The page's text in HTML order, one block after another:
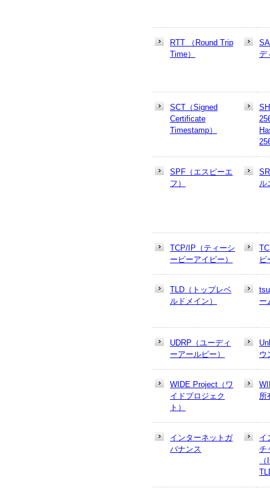
RTT （Round Trip
Time）
デ
SCT（Signed
Certificate
Timestamp）
SPF（エスピーエ
フ）
ル
TCP/IP（ティーシ
ーピーアイピー）
ピ
TLD（トップレベ
ルドメイン）
ー
UDRP（ユーディ
ーアールピー）
ウ
WIDE Project（ワ
イドプロジェク
ト）
所
インターネットガ
バナンス
イ
チ